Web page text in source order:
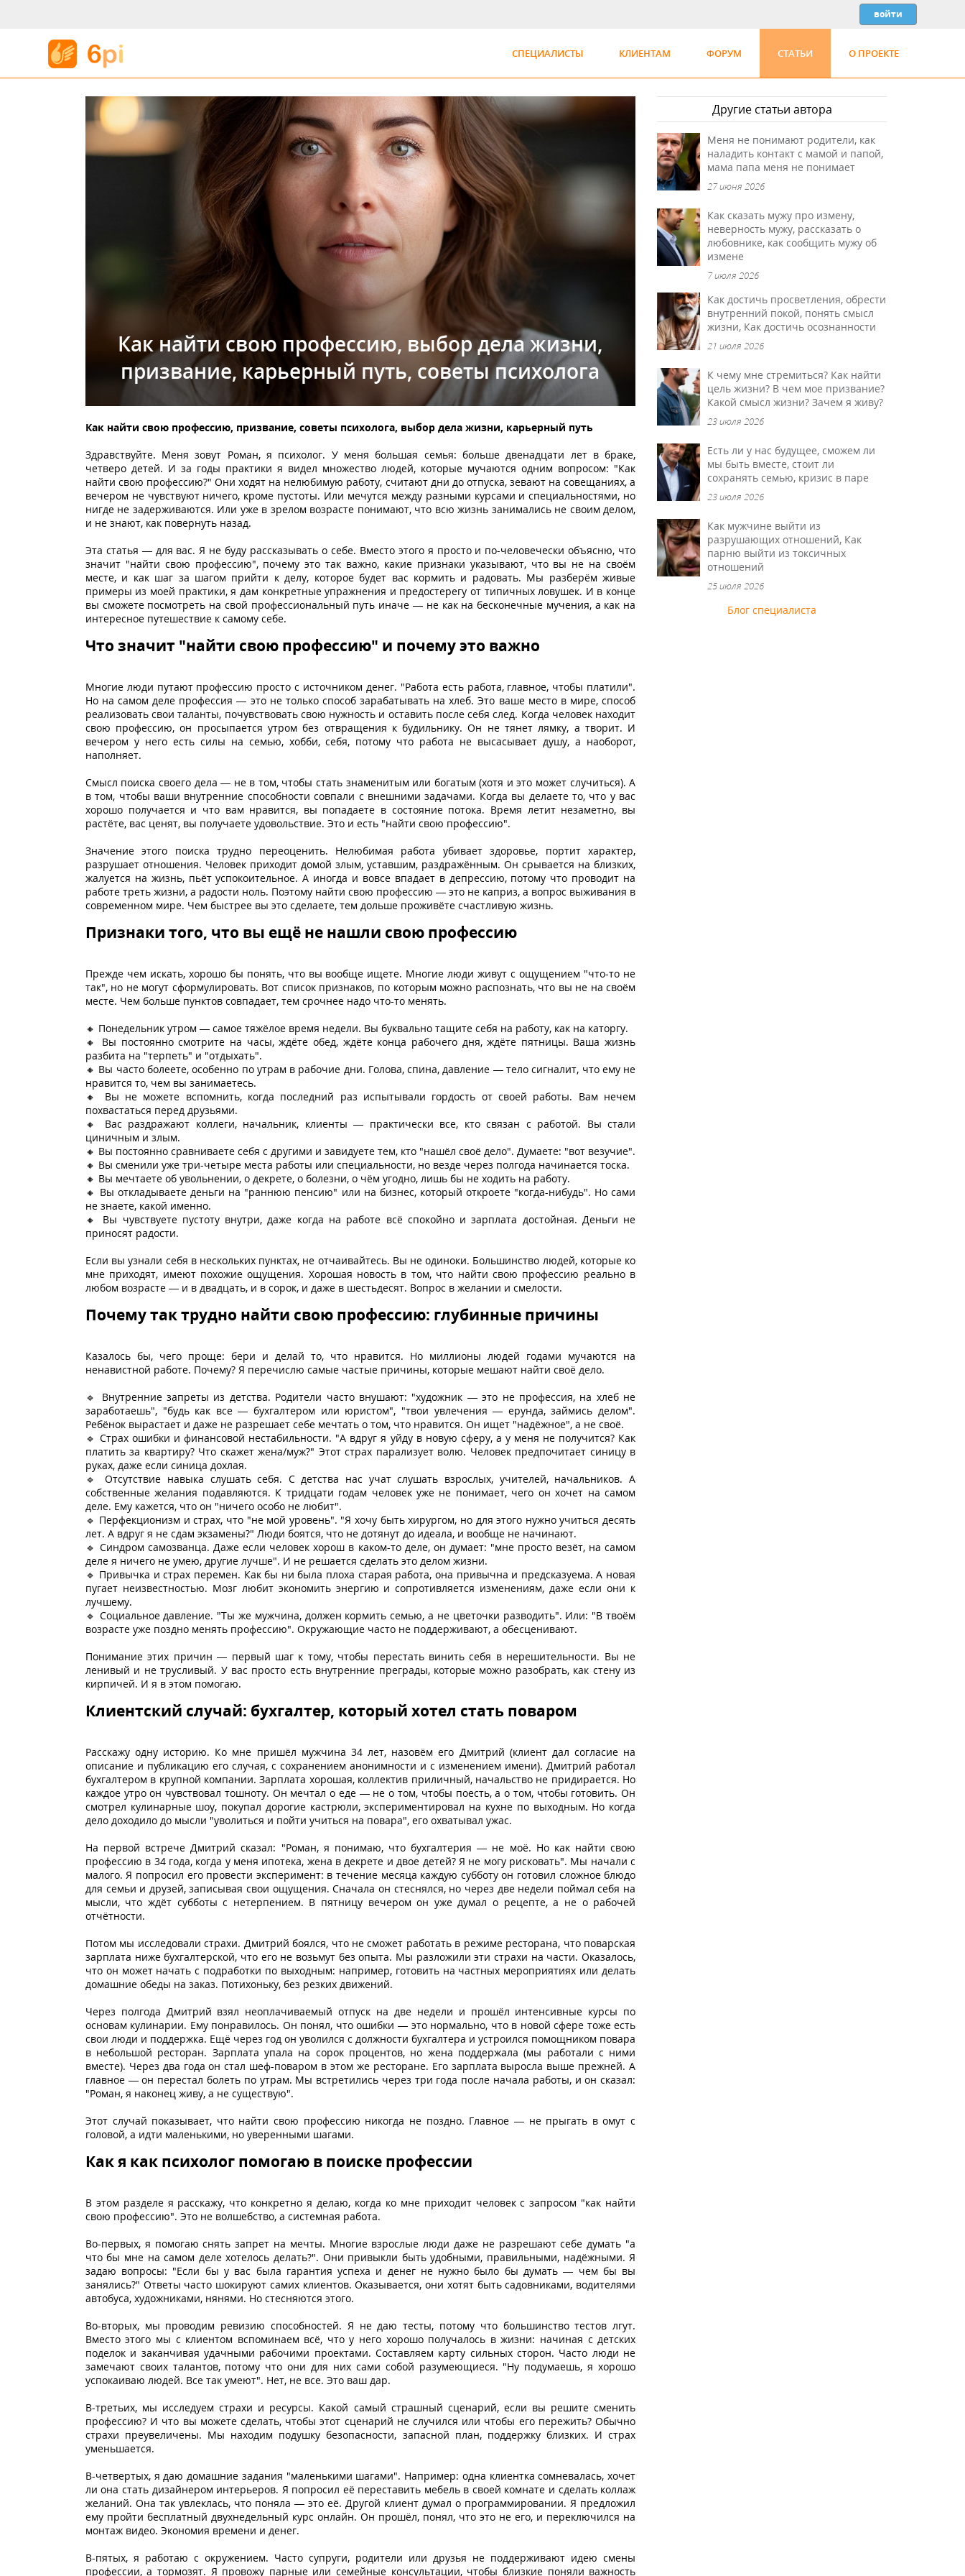
СПЕЦИАЛИСТЫ КЛИЕНТАМ ФОРУМ СТАТЬИ О ПРОЕКТЕ
Как найти свою профессию, выбор дела жизни,
призвание, карьерный путь, советы психолога
Как найти свою профессию, призвание, советы психолога, выбор дела жизни, карьерный путь
Здравствуйте. Меня зовут Роман, я психолог. У меня большая семья: больше двенадцати лет в браке,
четверо детей. И за годы практики я видел множество людей, которые мучаются одним вопросом: "Как
найти свою профессию?" Они ходят на нелюбимую работу, считают дни до отпуска, зевают на совещаниях, а
вечером не чувствуют ничего, кроме пустоты. Или мечутся между разными курсами и специальностями, но
нигде не задерживаются. Или уже в зрелом возрасте понимают, что всю жизнь занимались не своим делом,
и не знают, как повернуть назад.
Эта статья — для вас. Я не буду рассказывать о себе. Вместо этого я просто и по-человечески объясню, что
значит "найти свою профессию", почему это так важно, какие признаки указывают, что вы не на своём
месте, и как шаг за шагом прийти к делу, которое будет вас кормить и радовать. Мы разберём живые
примеры из моей практики, я дам конкретные упражнения и предостерегу от типичных ловушек. И в конце
вы сможете посмотреть на свой профессиональный путь иначе — не как на бесконечные мучения, а как на
интересное путешествие к самому себе.
Что значит "найти свою профессию" и почему это важно
Многие люди путают профессию просто с источником денег. "Работа есть работа, главное, чтобы платили".
Но на самом деле профессия — это не только способ зарабатывать на хлеб. Это ваше место в мире, способ
реализовать свои таланты, почувствовать свою нужность и оставить после себя след. Когда человек находит
свою профессию, он просыпается утром без отвращения к будильнику. Он не тянет лямку, а творит. И
вечером у него есть силы на семью, хобби, себя, потому что работа не высасывает душу, а наоборот,
наполняет.
Смысл поиска своего дела — не в том, чтобы стать знаменитым или богатым (хотя и это может случиться). А
в том, чтобы ваши внутренние способности совпали с внешними задачами. Когда вы делаете то, что у вас
хорошо получается и что вам нравится, вы попадаете в состояние потока. Время летит незаметно, вы
растёте, вас ценят, вы получаете удовольствие. Это и есть "найти свою профессию".
Значение этого поиска трудно переоценить. Нелюбимая работа убивает здоровье, портит характер,
разрушает отношения. Человек приходит домой злым, уставшим, раздражённым. Он срывается на близких,
жалуется на жизнь, пьёт успокоительное. А иногда и вовсе впадает в депрессию, потому что проводит на
работе треть жизни, а радости ноль. Поэтому найти свою профессию — это не каприз, а вопрос выживания в
современном мире. Чем быстрее вы это сделаете, тем дольше проживёте счастливую жизнь.
Признаки того, что вы ещё не нашли свою профессию
Прежде чем искать, хорошо бы понять, что вы вообще ищете. Многие люди живут с ощущением "что-то не
так", но не могут сформулировать. Вот список признаков, по которым можно распознать, что вы не на своём
месте. Чем больше пунктов совпадает, тем срочнее надо что-то менять.
🔸 Понедельник утром — самое тяжёлое время недели. Вы буквально тащите себя на работу, как на каторгу.
🔸 Вы постоянно смотрите на часы, ждёте обед, ждёте конца рабочего дня, ждёте пятницы. Ваша жизнь
разбита на "терпеть" и "отдыхать".
🔸 Вы часто болеете, особенно по утрам в рабочие дни. Голова, спина, давление — тело сигналит, что ему не
нравится то, чем вы занимаетесь.
🔸 Вы не можете вспомнить, когда последний раз испытывали гордость от своей работы. Вам нечем
похвастаться перед друзьями.
🔸 Вас раздражают коллеги, начальник, клиенты — практически все, кто связан с работой. Вы стали
циничным и злым.
🔸 Вы постоянно сравниваете себя с другими и завидуете тем, кто "нашёл своё дело". Думаете: "вот везучие".
🔸 Вы сменили уже три-четыре места работы или специальности, но везде через полгода начинается тоска.
🔸 Вы мечтаете об увольнении, о декрете, о болезни, о чём угодно, лишь бы не ходить на работу.
🔸 Вы откладываете деньги на "раннюю пенсию" или на бизнес, который откроете "когда-нибудь". Но сами
не знаете, какой именно.
🔸 Вы чувствуете пустоту внутри, даже когда на работе всё спокойно и зарплата достойная. Деньги не
приносят радости.
Если вы узнали себя в нескольких пунктах, не отчаивайтесь. Вы не одиноки. Большинство людей, которые ко
мне приходят, имеют похожие ощущения. Хорошая новость в том, что найти свою профессию реально в
любом возрасте — и в двадцать, и в сорок, и даже в шестьдесят. Вопрос в желании и смелости.
Почему так трудно найти свою профессию: глубинные причины
Казалось бы, чего проще: бери и делай то, что нравится. Но миллионы людей годами мучаются на
ненавистной работе. Почему? Я перечислю самые частые причины, которые мешают найти своё дело.
🔹 Внутренние запреты из детства. Родители часто внушают: "художник — это не профессия, на хлеб не
заработаешь", "будь как все — бухгалтером или юристом", "твои увлечения — ерунда, займись делом".
Ребёнок вырастает и даже не разрешает себе мечтать о том, что нравится. Он ищет "надёжное", а не своё.
🔹 Страх ошибки и финансовой нестабильности. "А вдруг я уйду в новую сферу, а у меня не получится? Как
платить за квартиру? Что скажет жена/муж?" Этот страх парализует волю. Человек предпочитает синицу в
руках, даже если синица дохлая.
🔹 Отсутствие навыка слушать себя. С детства нас учат слушать взрослых, учителей, начальников. А
собственные желания подавляются. К тридцати годам человек уже не понимает, чего он хочет на самом
деле. Ему кажется, что он "ничего особо не любит".
🔹 Перфекционизм и страх, что "не мой уровень". "Я хочу быть хирургом, но для этого нужно учиться десять
лет. А вдруг я не сдам экзамены?" Люди боятся, что не дотянут до идеала, и вообще не начинают.
🔹 Синдром самозванца. Даже если человек хорош в каком-то деле, он думает: "мне просто везёт, на самом
деле я ничего не умею, другие лучше". И не решается сделать это делом жизни.
🔹 Привычка и страх перемен. Как бы ни была плоха старая работа, она привычна и предсказуема. А новая
пугает неизвестностью. Мозг любит экономить энергию и сопротивляется изменениям, даже если они к
лучшему.
🔹 Социальное давление. "Ты же мужчина, должен кормить семью, а не цветочки разводить". Или: "В твоём
возрасте уже поздно менять профессию". Окружающие часто не поддерживают, а обесценивают.
Понимание этих причин — первый шаг к тому, чтобы перестать винить себя в нерешительности. Вы не
ленивый и не трусливый. У вас просто есть внутренние преграды, которые можно разобрать, как стену из
кирпичей. И я в этом помогаю.
Клиентский случай: бухгалтер, который хотел стать поваром
Расскажу одну историю. Ко мне пришёл мужчина 34 лет, назовём его Дмитрий (клиент дал согласие на
описание и публикацию его случая, с сохранением анонимности и с изменением имени). Дмитрий работал
бухгалтером в крупной компании. Зарплата хорошая, коллектив приличный, начальство не придирается. Но
каждое утро он чувствовал тошноту. Он мечтал о еде — не о том, чтобы поесть, а о том, чтобы готовить. Он
смотрел кулинарные шоу, покупал дорогие кастрюли, экспериментировал на кухне по выходным. Но когда
дело доходило до мысли "уволиться и пойти учиться на повара", его охватывал ужас.
На первой встрече Дмитрий сказал: "Роман, я понимаю, что бухгалтерия — не моё. Но как найти свою
профессию в 34 года, когда у меня ипотека, жена в декрете и двое детей? Я не могу рисковать". Мы начали с
малого. Я попросил его провести эксперимент: в течение месяца каждую субботу он готовил сложное блюдо
для семьи и друзей, записывая свои ощущения. Сначала он стеснялся, но через две недели поймал себя на
мысли, что ждёт субботы с нетерпением. В пятницу вечером он уже думал о рецепте, а не о рабочей
отчётности.
Потом мы исследовали страхи. Дмитрий боялся, что не сможет работать в режиме ресторана, что поварская
зарплата ниже бухгалтерской, что его не возьмут без опыта. Мы разложили эти страхи на части. Оказалось,
что он может начать с подработки по выходным: например, готовить на частных мероприятиях или делать
домашние обеды на заказ. Потихоньку, без резких движений.
Через полгода Дмитрий взял неоплачиваемый отпуск на две недели и прошёл интенсивные курсы по
основам кулинарии. Ему понравилось. Он понял, что ошибки — это нормально, что в новой сфере тоже есть
свои люди и поддержка. Ещё через год он уволился с должности бухгалтера и устроился помощником повара
в небольшой ресторан. Зарплата упала на сорок процентов, но жена поддержала (мы работали с ними
вместе). Через два года он стал шеф-поваром в этом же ресторане. Его зарплата выросла выше прежней. А
главное — он перестал болеть по утрам. Мы встретились через три года после начала работы, и он сказал:
"Роман, я наконец живу, а не существую".
Этот случай показывает, что найти свою профессию никогда не поздно. Главное — не прыгать в омут с
головой, а идти маленькими, но уверенными шагами.
Как я как психолог помогаю в поиске профессии
В этом разделе я расскажу, что конкретно я делаю, когда ко мне приходит человек с запросом "как найти
свою профессию". Это не волшебство, а системная работа.
Во-первых, я помогаю снять запрет на мечты. Многие взрослые люди даже не разрешают себе думать "а
что бы мне на самом деле хотелось делать?". Они привыкли быть удобными, правильными, надёжными. Я
задаю вопросы: "Если бы у вас была гарантия успеха и денег не нужно было бы думать — чем бы вы
занялись?" Ответы часто шокируют самих клиентов. Оказывается, они хотят быть садовниками, водителями
автобуса, художниками, нянями. Но стесняются этого.
Во-вторых, мы проводим ревизию способностей. Я не даю тесты, потому что большинство тестов лгут.
Вместо этого мы с клиентом вспоминаем всё, что у него хорошо получалось в жизни: начиная с детских
поделок и заканчивая удачными рабочими проектами. Составляем карту сильных сторон. Часто люди не
замечают своих талантов, потому что они для них сами собой разумеющиеся. "Ну подумаешь, я хорошо
успокаиваю людей. Все так умеют". Нет, не все. Это ваш дар.
В-третьих, мы исследуем страхи и ресурсы. Какой самый страшный сценарий, если вы решите сменить
профессию? И что вы можете сделать, чтобы этот сценарий не случился или чтобы его пережить? Обычно
страхи преувеличены. Мы находим подушку безопасности, запасной план, поддержку близких. И страх
уменьшается.
В-четвертых, я даю домашние задания "маленькими шагами". Например: одна клиентка сомневалась, хочет
ли она стать дизайнером интерьеров. Я попросил её переставить мебель в своей комнате и сделать коллаж
желаний. Она так увлеклась, что поняла — это её. Другой клиент думал о программировании. Я предложил
ему пройти бесплатный двухнедельный курс онлайн. Он прошёл, понял, что это не его, и переключился на
монтаж видео. Экономия времени и денег.
В-пятых, я работаю с окружением. Часто супруги, родители или друзья не поддерживают идею смены
профессии, а тормозят. Я провожу парные или семейные консультации, чтобы близкие поняли важность
Другие статьи автора
Меня не понимают родители, как
наладить контакт с мамой и папой,
мама папа меня не понимает
27 июня 2026
Как сказать мужу про измену,
неверность мужу, рассказать о
любовнике, как сообщить мужу об
измене
7 июля 2026
Как достичь просветления, обрести
внутренний покой, понять смысл
жизни, Как достичь осознанности
21 июля 2026
К чему мне стремиться? Как найти
цель жизни? В чем мое призвание?
Какой смысл жизни? Зачем я живу?
23 июля 2026
Есть ли у нас будущее, сможем ли
мы быть вместе, стоит ли
сохранять семью, кризис в паре
23 июля 2026
Как мужчине выйти из
разрушающих отношений, Как
парню выйти из токсичных
отношений
25 июля 2026
Блог специалиста